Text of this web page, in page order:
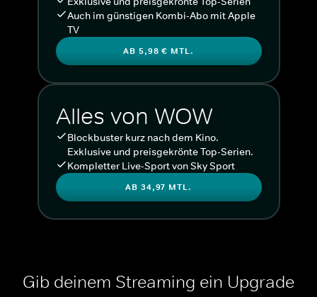
Auch im günstigen Kombi-Abo mit Apple
TV
AB 5,98 € MTL.
Alles von WOW
Blockbuster kurz nach dem Kino.
Exklusive und preisgekrönte Top-Serien.
Kompletter Live-Sport von Sky Sport
AB 34,97 MTL.
Gib deinem Streaming ein Upgrade